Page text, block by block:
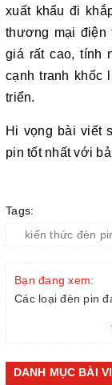
DANH MỤC BÀI
xuất khẩu đi
thương mại điện
giá rất cao, tính
cạnh tranh khốc
triển.
Hi vọng bài viết
pin tốt nhất với
Tags:
kiến thức đèn
Bạn đang xem:
Các loại đèn pin